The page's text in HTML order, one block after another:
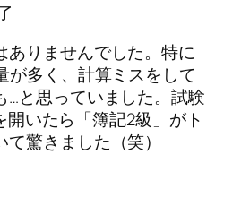
りませんでした。特に
が多く、計算ミスをして
…と思っていました。試験
いたら「簿記2級」がト
驚きました（笑）